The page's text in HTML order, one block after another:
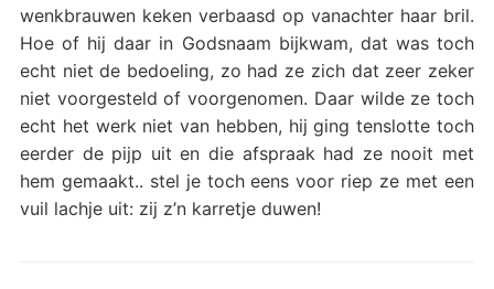
wenkbrauwen keken verbaasd op vanachter haar bril.
Hoe of hij daar in Godsnaam bijkwam, dat was toch
echt niet de bedoeling, zo had ze zich dat zeer zeker
niet voorgesteld of voorgenomen. Daar wilde ze toch
echt het werk niet van hebben, hij ging tenslotte toch
eerder de pijp uit en die afspraak had ze nooit met
hem gemaakt.. stel je toch eens voor riep ze met een
vuil lachje uit: zij z’n karretje duwen!